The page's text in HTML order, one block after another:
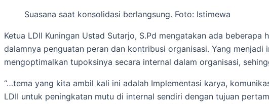
Suasana saat konsolidasi berlangsung. Foto: Istimewa
Ketua LDII Kuningan Ustad Sutarjo, S.Pd mengatakan ada
dalamnya penguatan peran dan kontribusi organisasi. Yang
mengoptimalkan tupoksinya secara internal dalam organisasi,
“…tema yang kita ambil kali ini adalah Implementasi karya,
LDII untuk peningkatan mutu di internal sendiri dengan tujuan